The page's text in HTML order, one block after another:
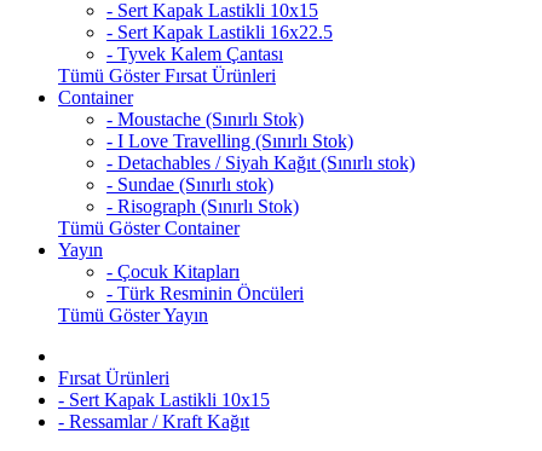
- Sert Kapak Lastikli 10x15
- Sert Kapak Lastikli 16x22.5
- Tyvek Kalem Çantası
Tümü Göster Fırsat Ürünleri
Container
- Moustache (Sınırlı Stok)
- I Love Travelling (Sınırlı Stok)
- Detachables / Siyah Kağıt (Sınırlı stok)
- Sundae (Sınırlı stok)
- Risograph (Sınırlı Stok)
Tümü Göster Container
Yayın
- Çocuk Kitapları
- Türk Resminin Öncüleri
Tümü Göster Yayın
Fırsat Ürünleri
- Sert Kapak Lastikli 10x15
- Ressamlar / Kraft Kağıt